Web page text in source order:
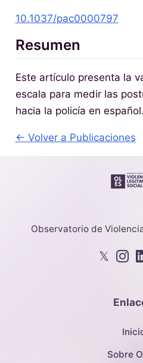
10.1037/pac0000797
Resumen
Este artículo presenta la
escala para medir las
hacia la policía en español.
← Volver a Publicaciones
Observatorio de
𝕏
Sobre